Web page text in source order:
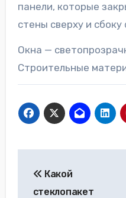
панели, которые
стены сверху и
Окна —
Строительные
по
Какой
стеклопакет